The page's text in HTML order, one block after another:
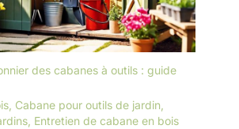
des cabanes à outils : guide
Cabane pour outils de jardin
Entretien de cabane en bois